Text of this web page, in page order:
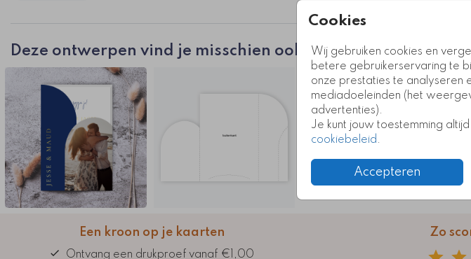
Cookies
Wij gebruiken cookies en
betere gebruikerservaring te
onze prestaties te analyseren
mediadoeleinden (het
advertenties).
Je kunt jouw toestemming
cookiebeleid.
Accepteren
van 11×17 cm kunt plaatsen. In de editor zit deze trouwkaart al
Kaartcode: IH-T0860-1a
Deze ontwerpen vind je misschien ook leuk
Een kroon op je kaarten
Ontvang een drukproef vanaf €1,00
Zo